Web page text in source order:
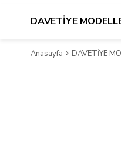
DAVETİYE
Anasayfa DAVETİYE